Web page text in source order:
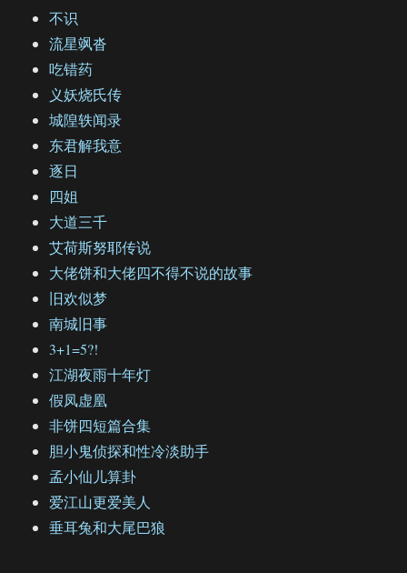
不识
流星飒沓
吃错药
义妖烧氏传
城隍轶闻录
东君解我意
逐日
四姐
大道三千
艾荷斯努耶传说
大佬饼和大佬四不得不说的故事
旧欢似梦
南城旧事
3+1=5?!
江湖夜雨十年灯
假凤虚凰
非饼四短篇合集
胆小鬼侦探和性冷淡助手
孟小仙儿算卦
爱江山更爱美人
垂耳兔和大尾巴狼